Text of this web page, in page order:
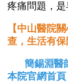
疼痛問題，是
【中山醫院
查，生活有保
簡錫淵醫
本院官網首頁